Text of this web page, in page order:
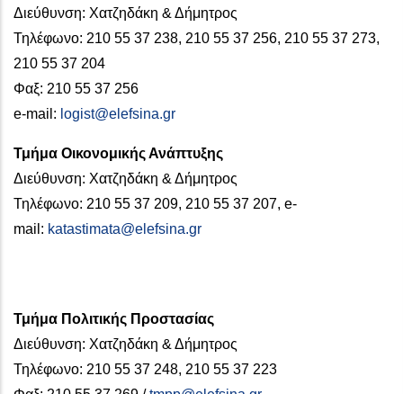
Διεύθυνση: Χατζηδάκη & Δήμητρος
Τηλέφωνο: 210 55 37 238, 210 55 37 256, 210 55 37 273,
210 55 37 204
Φαξ: 210 55 37 256
e-mail: logist@elefsina.gr
Τμήμα Οικονομικής Ανάπτυξης
Διεύθυνση: Χατζηδάκη & Δήμητρος
Τηλέφωνο: 210 55 37 209, 210 55 37 207, e-
mail: katastimata@elefsina.gr
Τμήμα Πολιτικής Προστασίας
Διεύθυνση: Χατζηδάκη & Δήμητρος
Τηλέφωνο: 210 55 37 248, 210 55 37 223